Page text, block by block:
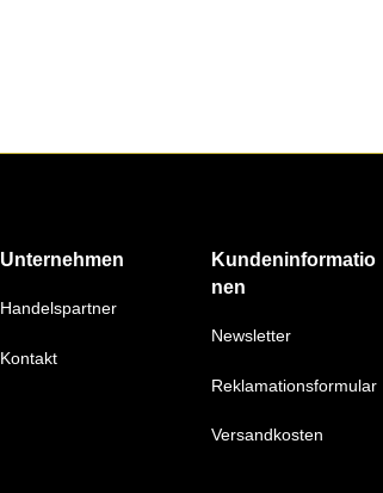
Unternehmen
Handelspartner
Kontakt
Kundeninformatio
nen
Newsletter
Reklamationsformular
Versandkosten